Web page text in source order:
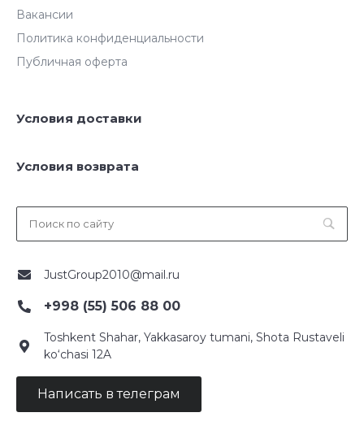
Вакансии
Политика конфиденциальности
Публичная оферта
Условия доставки
Условия возврата
JustGroup2010@mail.ru
+998 (55) 506 88 00
Toshkent Shahar, Yakkasaroy tumani, Shota Rustaveli
ko‘chasi 12A
Написать в телеграм